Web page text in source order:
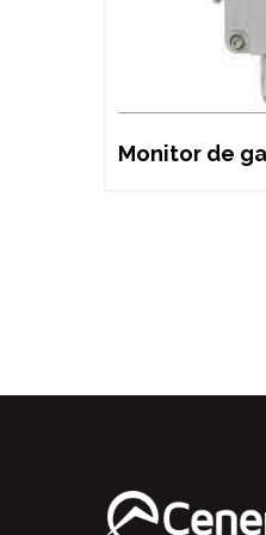
Monitor de